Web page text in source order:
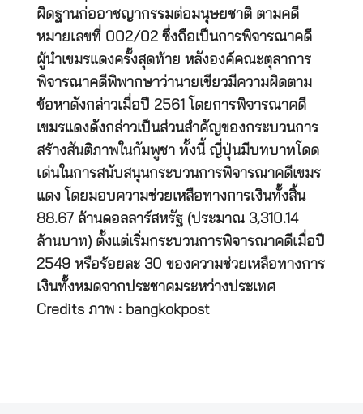
ผิดฐานก่ออาชญากรรมต่อมนุษยชาติ ตามคดี
หมายเลขที่ 002/02 ซึ่งถือเป็นการพิจารณาคดี
ผู้นำเขมรแดงครั้งสุดท้าย หลังองค์คณะตุลาการ
พิจารณาคดีพิพากษาว่านายเขียวมีความผิดตาม
ข้อหาดังกล่าวเมื่อปี 2561 โดยการพิจารณาคดี
เขมรแดงดังกล่าวเป็นส่วนสำคัญของกระบวนการ
สร้างสันติภาพในกัมพูชา ทั้งนี้ ญี่ปุ่นมีบทบาทโดด
เด่นในการสนับสนุนกระบวนการพิจารณาคดีเขมร
แดง โดยมอบความช่วยเหลือทางการเงินทั้งสิ้น
88.67 ล้านดอลลาร์สหรัฐ (ประมาณ 3,310.14
ล้านบาท) ตั้งแต่เริ่มกระบวนการพิจารณาคดีเมื่อปี
2549 หรือร้อยละ 30 ของความช่วยเหลือทางการ
เงินทั้งหมดจากประชาคมระหว่างประเทศ
Credits ภาพ : bangkokpost